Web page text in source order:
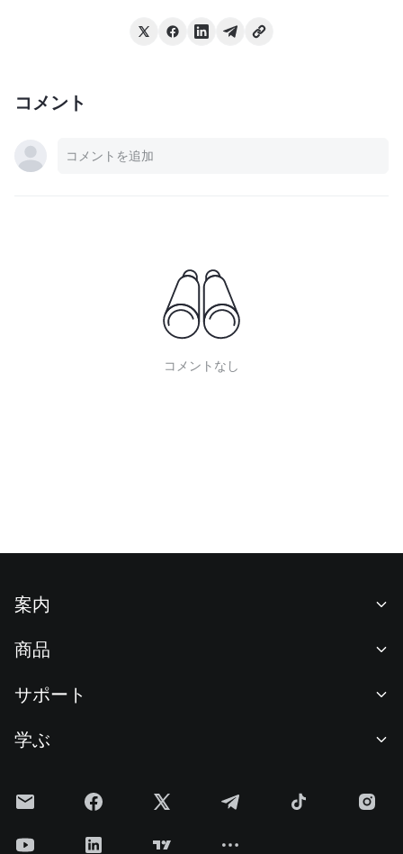
コメント
コメントなし
案内
ニュースルーム
F1 Oracle Red Bull Racing 公式スポンサー
クッキーポリシー
商品
現物取引
投資センター
サポート
手数料
学ぶ
Gateニュース